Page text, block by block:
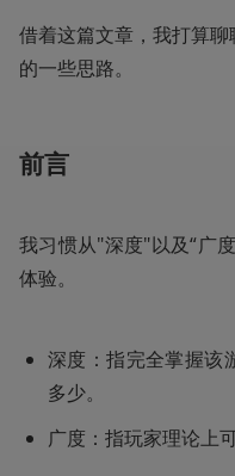
借着这篇文章，我打算
的一些思路。
前言
我习惯从"深度"以及“广
体验。
深度：指完全掌握该
多少。
广度：指玩家理论上